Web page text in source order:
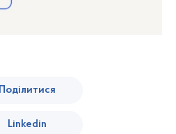
Поділитися
Linkedin